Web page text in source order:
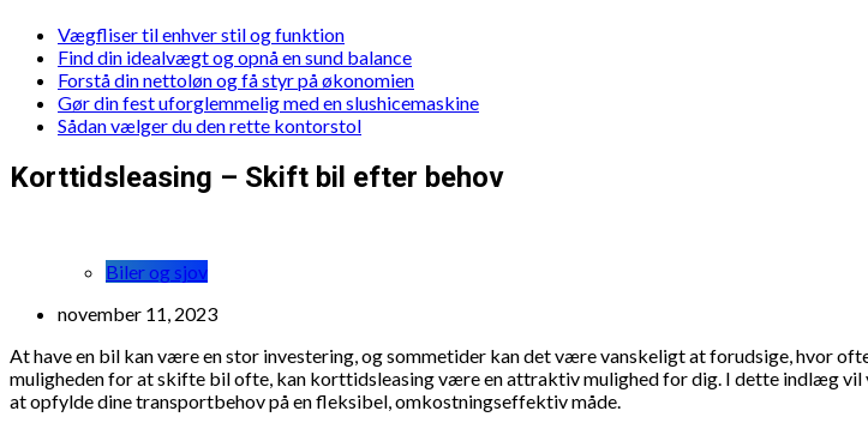
Vægfliser til enhver stil og funktion
Find din idealvægt og opnå en sund balance
Forstå din nettoløn og få styr på økonomien
Gør din fest uforglemmelig med en slushicemaskine
Sådan vælger du den rette kontorstol
Korttidsleasing – Skift bil efter behov
Biler og sjov
november 11, 2023
At have en bil kan være en stor investering, og sommetider kan det være vanskeligt at forudsige, hvor
muligheden for at skifte bil ofte, kan korttidsleasing være en attraktiv mulighed for dig. I dette indlæg vil
at opfylde dine transportbehov på en fleksibel, omkostningseffektiv måde.